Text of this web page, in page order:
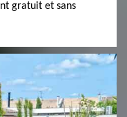
gratuit et sans